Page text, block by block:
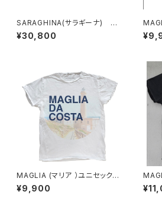
SARAGHINA(サラギーナ) NA
DINE 402-LA 紫外線カット
率 99.9％
¥30,800
Ｔシ
MAGLIA (マリア ）ユニセックス
Ｔシャツ Ｔ-7007
¥9,900
Ｔシ
プリ